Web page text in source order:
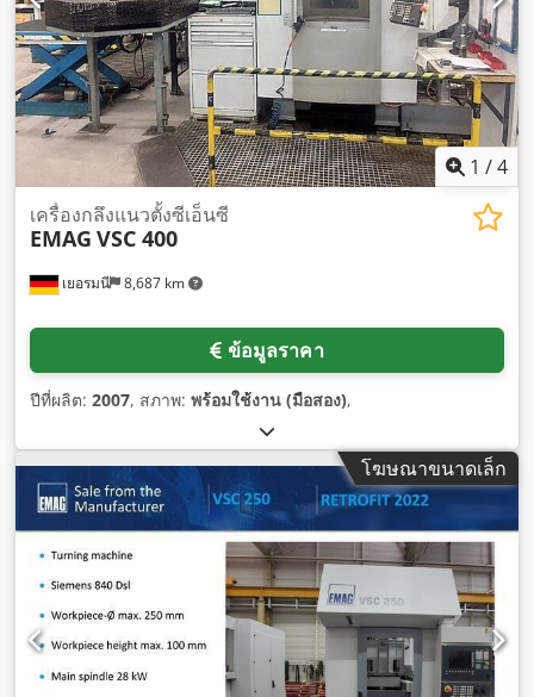
1 /4
เยอรมนี 8,687 km
เครื่องกลึงแนวตั้งซีเอ็นซี
EMAG VSC 400
ข้อมูลราคา
ปีที่ผลิต: 2007, สภาพ: พร้อมใช้งาน (มือสอง),
โฆษณาขนาดเล็ก